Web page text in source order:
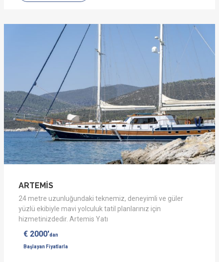
ARTEMİS
24 metre uzunluğundaki teknemiz, deneyimli ve güler
yüzlü ekibiyle mavi yolculuk tatil planlarınız için
hizmetinizdedir. Artemis Yatı
€ 2000'dan
Başlayan Fiyatlarla